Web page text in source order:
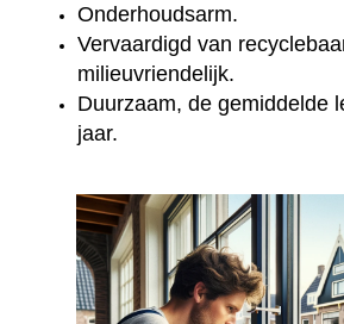
Onderhoudsarm.
Vervaardigd van
milieuvriendelijk.
Duurzaam, de gemiddelde
jaar.